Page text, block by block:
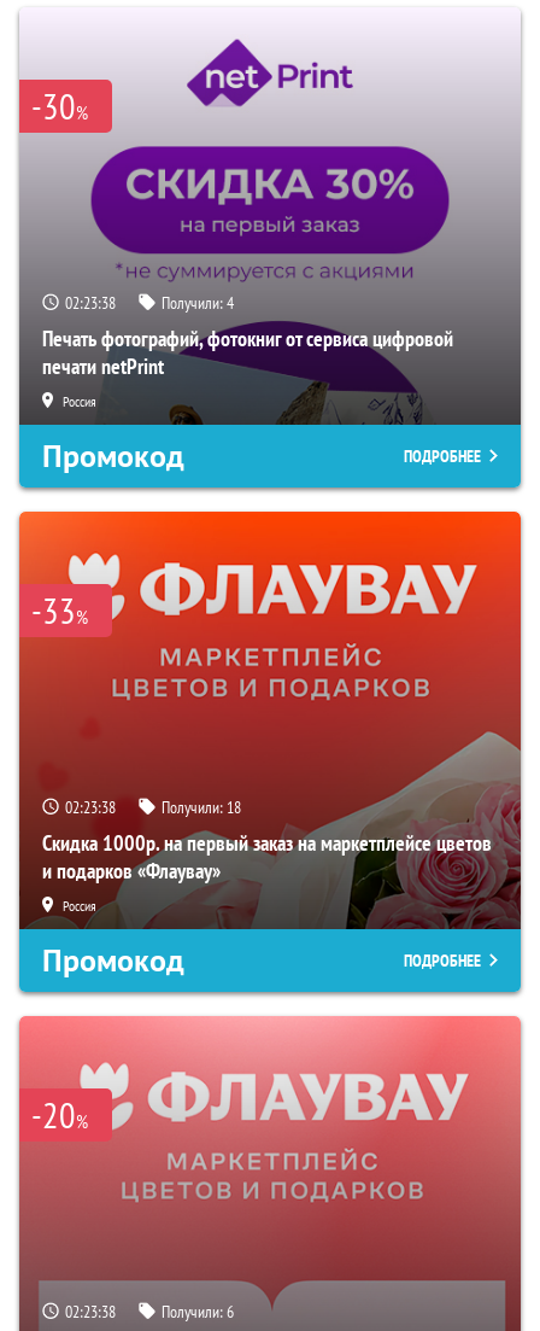
-30%
02:23:37 Получили:4
Печать фотографий, фотокниг от сервиса цифровой
печати netPrint
Россия
Промокод ПОДРОБНЕЕ
-33%
02:23:37 Получили: 18
Скидка 1000р. на первый заказ на маркетплейсе цветов
и подарков «Флаувау»
Россия
Промокод ПОДРОБНЕЕ
-20%
02:23:37 Получили:6